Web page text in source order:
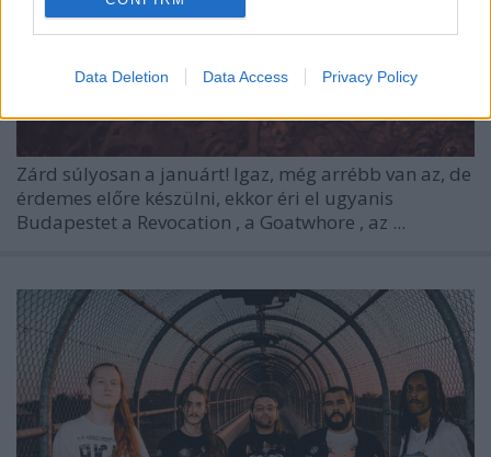
Data Deletion Data Access Privacy Policy
Zárd súlyosan a januárt! Igaz, még arrébb van az, de
érdemes előre készülni, ekkor éri el ugyanis
Budapestet a Revocation , a Goatwhore , az ...